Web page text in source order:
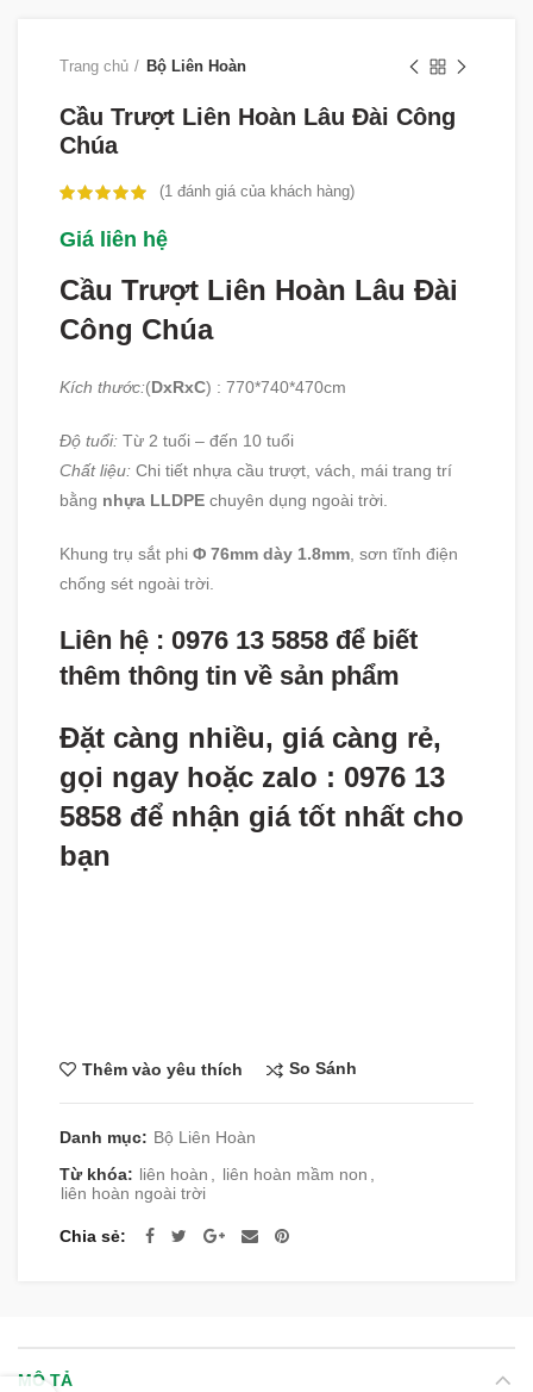
Trang chủ Bộ Liên Hoàn
Cầu Trượt Liên Hoàn Lâu Đài Công
Chúa
(1 đánh giá của khách hàng)
Giá liên hệ
Cầu Trượt Liên Hoàn Lâu Đài
Công Chúa
Kích thước:(DxRxC) : 770*740*470cm
Độ tuổi: Từ 2 tuối – đến 10 tuổi
Chất liệu: Chi tiết nhựa cầu trượt, vách, mái trang trí
bằng nhựa LLDPE chuyên dụng ngoài trời.
Khung trụ sắt phi Φ 76mm dày 1.8mm, sơn tĩnh điện
chống sét ngoài trời.
Liên hệ : 0976 13 5858 để biết
thêm thông tin về sản phẩm
Đặt càng nhiều, giá càng rẻ,
gọi ngay hoặc zalo : 0976 13
5858 để nhận giá tốt nhất cho
bạn
Thêm vào yêu thích So Sánh
Danh mục: Bộ Liên Hoàn
Từ khóa: liên hoàn liên hoàn mầm non
liên hoàn ngoài trời
Chia sẻ
MÔ TẢ